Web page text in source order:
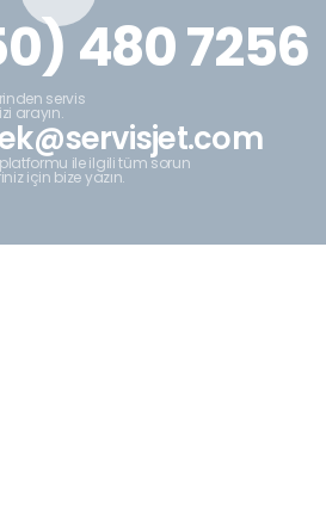
480 7256
servis
arayın.
platformu ile ilgili tüm sorun
için bize yazın.